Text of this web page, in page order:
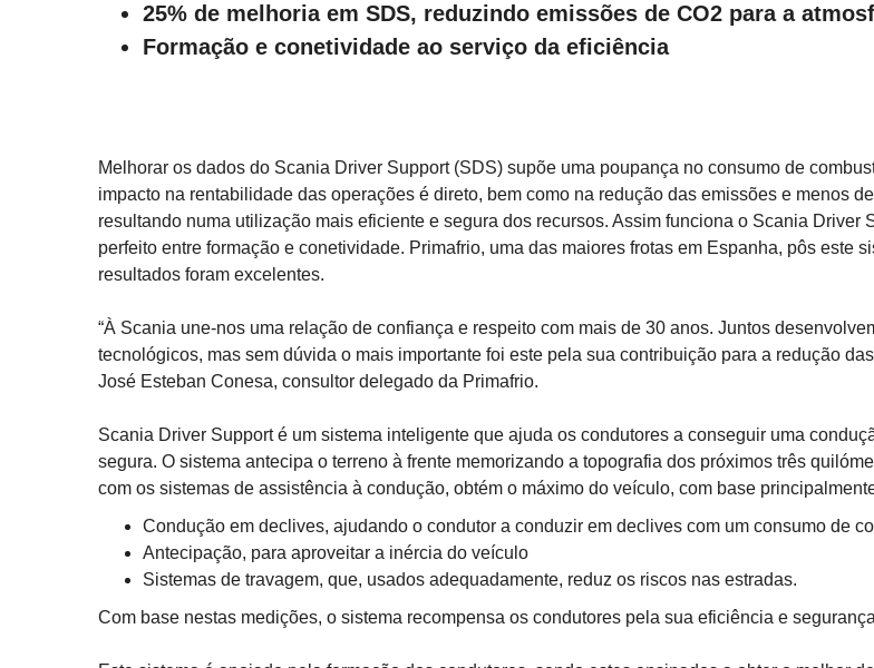
25% de melhoria em SDS, reduzindo emissões de CO2 para a
Formação e conetividade ao serviço da eficiência
Melhorar os dados do Scania Driver Support (SDS) supõe uma poupança no consumo de
impacto na rentabilidade das operações é direto, bem como na redução das emissões e menos
resultando numa utilização mais eficiente e segura dos recursos. Assim funciona o Scania Driver
perfeito entre formação e conetividade. Primafrio, uma das maiores frotas em Espanha, pôs este
resultados foram excelentes.
“À Scania une-nos uma relação de confiança e respeito com mais de 30 anos. Juntos
tecnológicos, mas sem dúvida o mais importante foi este pela sua contribuição para a redução
José Esteban Conesa, consultor delegado da Primafrio.
Scania Driver Support é um sistema inteligente que ajuda os condutores a conseguir uma
segura. O sistema antecipa o terreno à frente memorizando a topografia dos próximos três
com os sistemas de assistência à condução, obtém o máximo do veículo, com base
Condução em declives, ajudando o condutor a conduzir em declives com um consumo de
Antecipação, para aproveitar a inércia do veículo
Sistemas de travagem, que, usados adequadamente, reduz os riscos nas estradas.
Com base nestas medições, o sistema recompensa os condutores pela sua eficiência e